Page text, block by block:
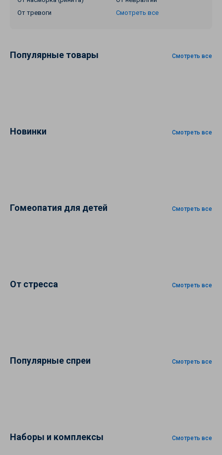
От тревоги
Смотреть все
Популярные товары Смотреть все
Новинки Смотреть все
Гомеопатия для детей Смотреть все
От стресса Смотреть все
Популярные спреи Смотреть все
Наборы и комплексы Смотреть все